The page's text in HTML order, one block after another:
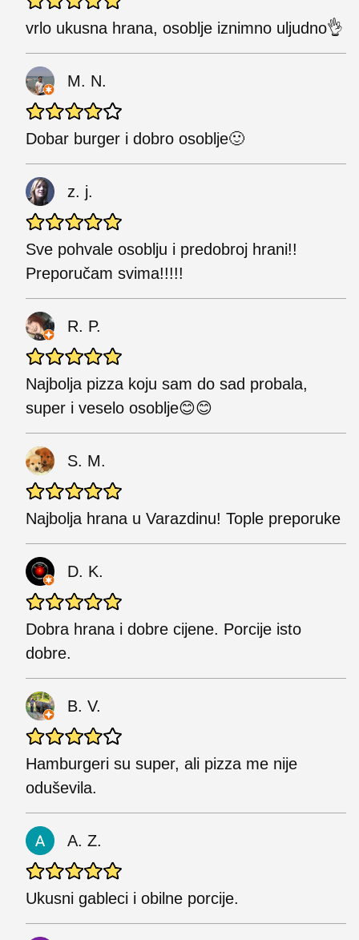
vrlo ukusna hrana, osoblje iznimno uljudno👌
M. N.
Dobar burger i dobro osoblje🙂
z. j.
Sve pohvale osoblju i predobroj hrani!!
Preporučam svima!!!!!
R. P.
Najbolja pizza koju sam do sad probala,
super i veselo osoblje😊😊
S. M.
Najbolja hrana u Varazdinu! Tople preporuke
D. K.
Dobra hrana i dobre cijene. Porcije isto
dobre.
B. V.
Hamburgeri su super, ali pizza me nije
oduševila.
A. Z.
Ukusni gableci i obilne porcije.